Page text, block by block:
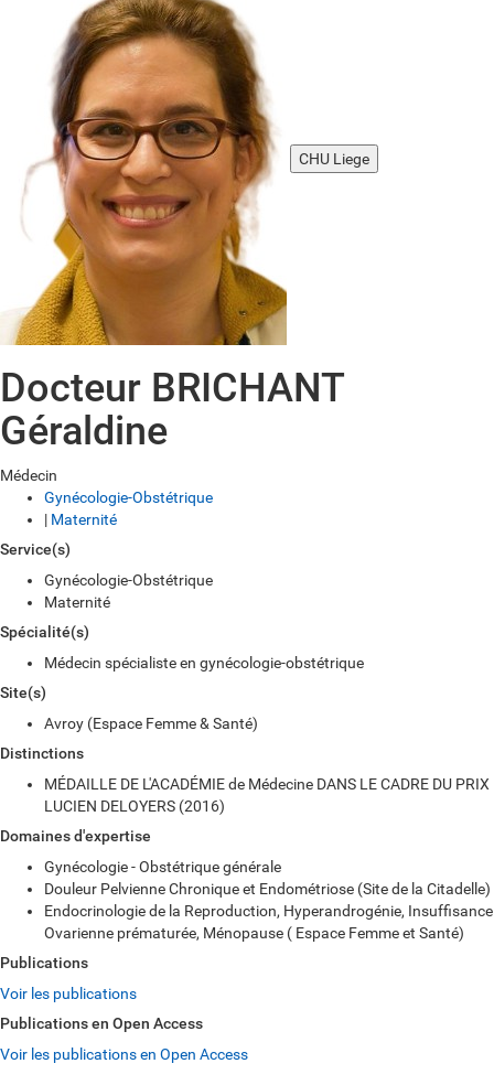
CHU Liege
Docteur BRICHANT
Géraldine
Médecin
Gynécologie-Obstétrique
| Maternité
Service(s)
Gynécologie-Obstétrique
Maternité
Spécialité(s)
Médecin spécialiste en gynécologie-obstétrique
Site(s)
Avroy (Espace Femme & Santé)
Distinctions
MÉDAILLE DE L'ACADÉMIE de Médecine DANS LE CADRE DU PRIX
LUCIEN DELOYERS (2016)
Domaines d'expertise
Gynécologie - Obstétrique générale
Douleur Pelvienne Chronique et Endométriose (Site de la Citadelle)
Endocrinologie de la Reproduction, Hyperandrogénie, Insuffisance
Ovarienne prématurée, Ménopause ( Espace Femme et Santé)
Publications
Voir les publications
Publications en Open Access
Voir les publications en Open Access